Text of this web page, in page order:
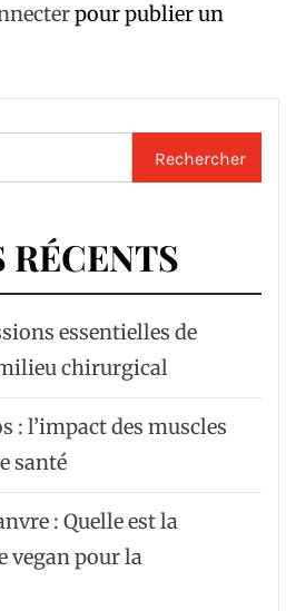
pour publier un
essentielles de
chirurgical
: l’impact des muscles
santé
: Quelle est la
vegan pour la